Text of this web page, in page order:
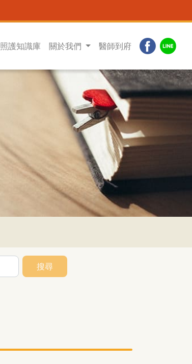
照護知識庫 關於我們 醫師到府
搜尋